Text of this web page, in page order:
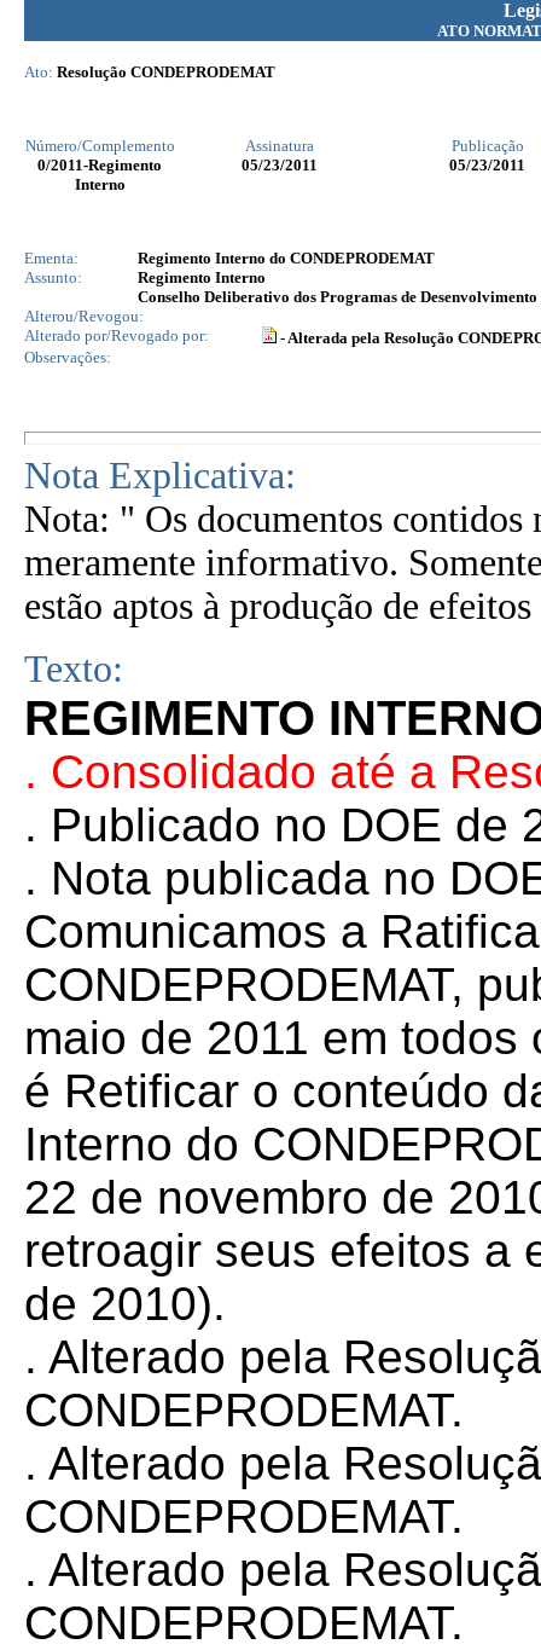
ATO
Ato: Resolução CONDEPRODEMAT
Número/Complemento Assinatura
Publicação
0/2011-Regimento
Interno
05/23/2011 05/23/2011
Ementa:
Regimento Interno do CONDEPRODEMAT
Assunto:
Regimento Interno
Conselho Deliberativo dos Programas de
Alterou/Revogou:
Alterado por/Revogado por:
- Alterada pela Resolução
Observações:
Nota Explicativa:
Nota: " Os documentos contidos
meramente informativo.
estão aptos à produção de
Texto:
REGIMENTO
. Consolidado até a
. Publicado no DOE de
. Nota publicada no
Comunicamos a
CONDEPRODEMAT,
maio de 2011 em
é Retificar o conteúdo
Interno do
22 de novembro de
retroagir seus efeitos a
de 2010).
. Alterado pela
CONDEPRODEMAT.
. Alterado pela
CONDEPRODEMAT.
. Alterado pela
CONDEPRODEMAT.